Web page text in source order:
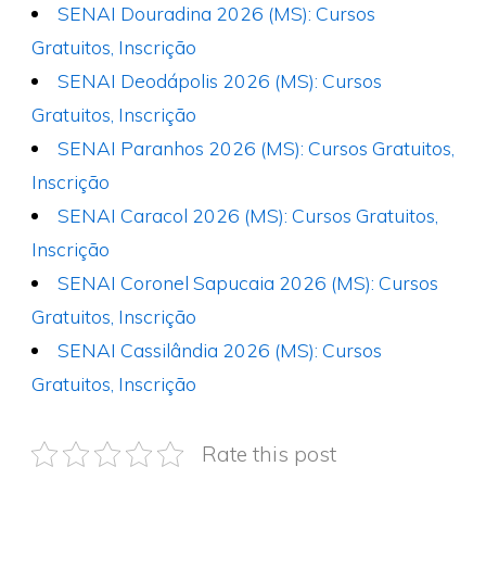
SENAI Douradina 2026 (MS): Cursos
Gratuitos, Inscrição
SENAI Deodápolis 2026 (MS): Cursos
Gratuitos, Inscrição
SENAI Paranhos 2026 (MS): Cursos Gratuitos,
Inscrição
SENAI Caracol 2026 (MS): Cursos Gratuitos,
Inscrição
SENAI Coronel Sapucaia 2026 (MS): Cursos
Gratuitos, Inscrição
SENAI Cassilândia 2026 (MS): Cursos
Gratuitos, Inscrição
Rate this post